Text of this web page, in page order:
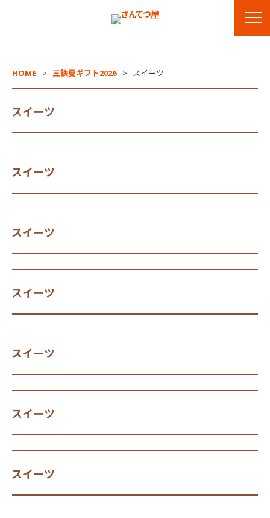
HOME 三鉄夏ギフト2026 スイーツ
スイーツ
スイーツ
スイーツ
スイーツ
スイーツ
スイーツ
スイーツ